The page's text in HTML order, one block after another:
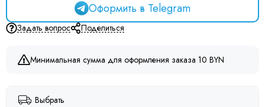
Оформить в Telegram
Задать вопрос Поделиться
Минимальная сумма для оформления заказа 10 BYN
Выбрать